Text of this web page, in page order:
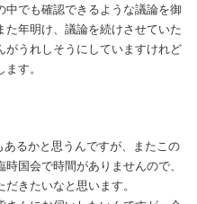
中でも確認できるような議論を御
た年明け、議論を続けさせていた
がうれしそうにしていますけれど
す。
るかと思うんですが、またこの
国会で時間がありませんので、
きたいなと思います。